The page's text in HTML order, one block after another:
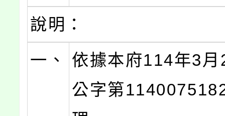
說明：
一、
依據本府114年3
公字第